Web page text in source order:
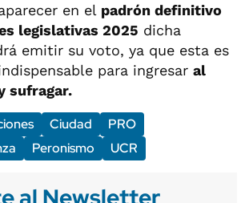
en el padrón definitivo
legislativas 2025 dicha
emitir su voto, ya que esta es
para ingresar al
sufragar.
Ciudad
PRO
Peronismo UCR